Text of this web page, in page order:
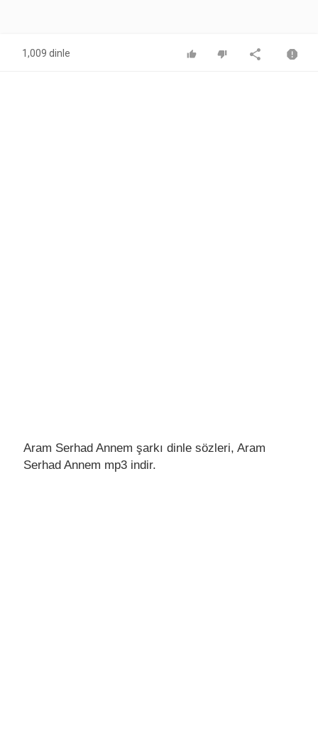
1,009 dinle
Aram Serhad Annem şarkı dinle sözleri, Aram
Serhad Annem mp3 indir.